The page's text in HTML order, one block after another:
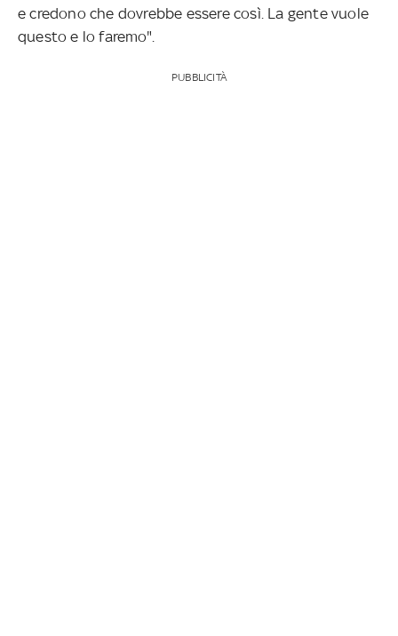
e credono che dovrebbe essere così. La gente vuole
questo e lo faremo".
PUBBLICITÀ